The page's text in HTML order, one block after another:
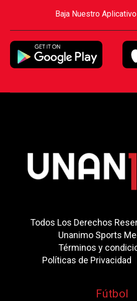
Baja Nuestro
Todos Los Derechos
Unanimo Sports
Términos y
Políticas de Privacidad
Fútbol